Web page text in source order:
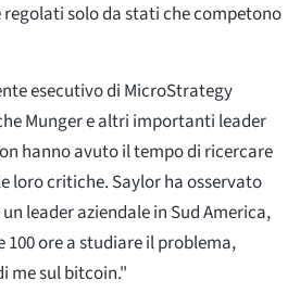
solo da stati che competono
esecutivo di MicroStrategy
Munger e altri importanti leader
hanno avuto il tempo di ricercare
loro critiche. Saylor ha osservato
leader aziendale in Sud America,
100 ore a studiare il problema,
me sul bitcoin."